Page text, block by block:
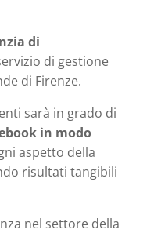
di
di gestione
di Firenze.
sarà in grado di
in modo
aspetto della
risultati tangibili
nel settore della